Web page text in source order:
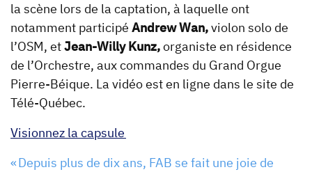
la scène lors de la captation, à laquelle ont
notamment participé Andrew Wan,violon solo de
l’OSM, etJean-Willy Kunz,organiste en résidence
de l’Orchestre, aux commandes du Grand Orgue
Pierre-Béique. La vidéo est en ligne dans le site de
Télé-Québec.
Visionnez la capsule
« Depuis plus de dix ans, FAB se fait une joie de